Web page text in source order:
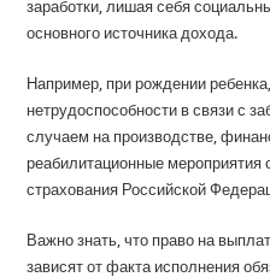
заработки, лишая себя
основного источника дохода.
Например, при рождении
нетрудоспособности в связи с
случаем на производстве,
реабилитационные мероприятия
страхования Российской
Важно знать, что право на
зависят от факта исполнения